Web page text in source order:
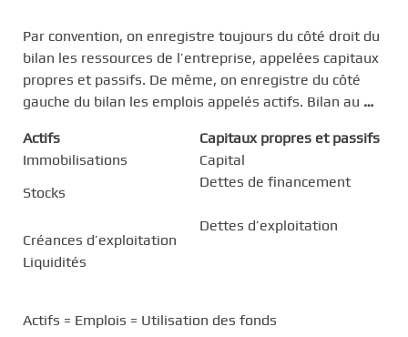
Par convention, on enregistre toujours du côté droit du
bilan les ressources de l’entreprise, appelées capitaux
propres et passifs. De même, on enregistre du côté
gauche du bilan les emplois appelés actifs. Bilan au …
Actifs
Capitaux propres et passifs
Immobilisations
Capital
Stocks
Dettes de financement
Créances d’exploitation
Liquidités
Dettes d’exploitation
Actifs = Emplois = Utilisation des fonds